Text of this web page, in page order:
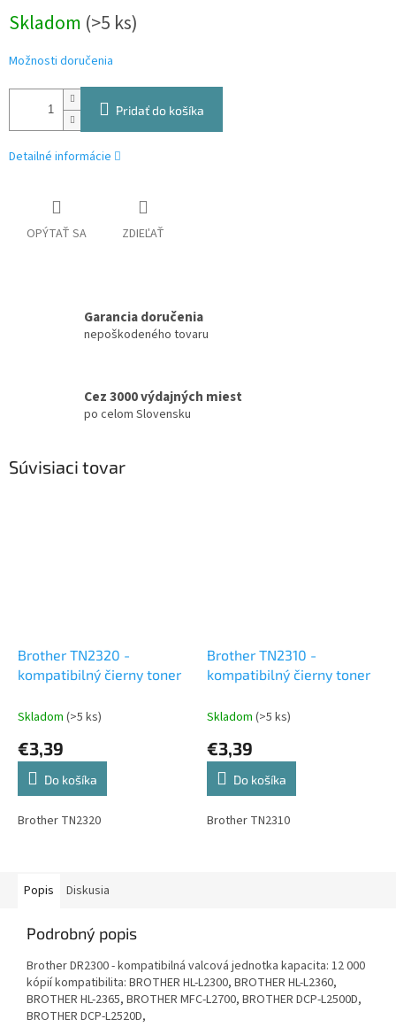
cena:
Skladom (>5 ks)
Možnosti doručenia
Pridať do košíka
Detailné informácie
OPÝTAŤ SA ZDIEĽAŤ
Garancia doručenia
nepoškodeného tovaru
Cez 3000 výdajných miest
po celom Slovensku
Súvisiaci tovar
Brother TN2320 -
kompatibilný čierny toner
Skladom (>5 ks)
€3,39
Do košíka
Brother TN2320
Brother TN2310 -
kompatibilný čierny toner
Skladom (>5 ks)
€3,39
Do košíka
Brother TN2310
Popis Diskusia
Podrobný popis
Brother DR2300 - kompatibilná valcová jednotka kapacita: 12 000
kópií kompatibilita: BROTHER HL-L2300, BROTHER HL-L2360,
BROTHER HL-2365, BROTHER MFC-L2700, BROTHER DCP-L2500D,
BROTHER DCP-L2520D,